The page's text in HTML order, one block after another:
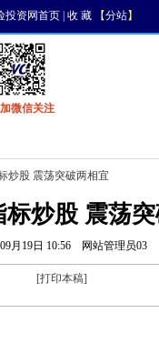
投资网首页| 收 藏【分站】
微信关注
炒股 震荡突破两相宜
炒股 震荡
月19日 10:56 网站管理员03
[打印本稿]